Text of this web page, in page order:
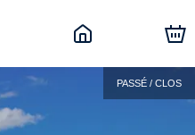
PASSÉ / CLOS